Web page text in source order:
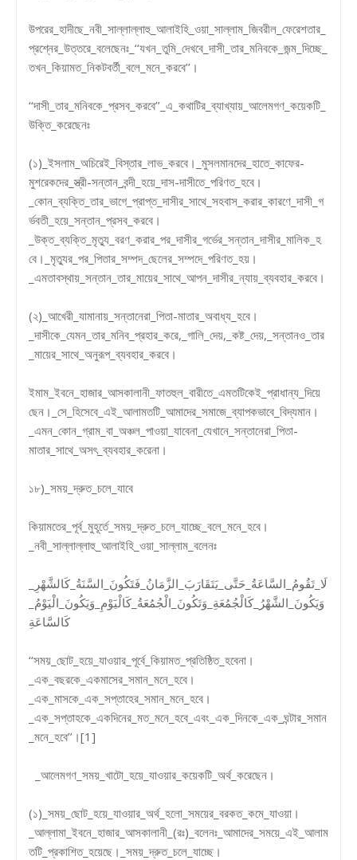
উপরের_হাদীছে_নবী_সাল্লাল্লাহু_আলাইহি_ওয়া_সাল্লাম_জিবরীল_ফেরেশতার_
প্রশ্নের_উত্তরে_বলেছেনঃ_‘‘যখন_তুমি_দেখবে_দাসী_তার_মনিবকে_জন্ম_দিচ্ছে_
তখন_কিয়ামত_নিকটবর্তী_বলে_মনে_করবে’’।
‘‘দাসী_তার_মনিবকে_প্রসব_করবে’’_এ_কথাটির_ব্যাখ্যায়_আলেমগণ_কয়েকটি_
উক্তি_করেছেনঃ
(১)_ইসলাম_অচিরেই_বিস্তার_লাভ_করবে।_মুসলমানদের_হাতে_কাফের-
মুশরেকদের_স্ত্রী-সন্তান_বন্দী_হয়ে_দাস-দাসীতে_পরিণত_হবে।
_কোন_ব্যক্তি_তার_ভাগে_প্রাপ্ত_দাসীর_সাথে_সহবাস_করার_কারণে_দাসী_গ
র্ভবতী_হয়ে_সন্তান_প্রসব_করবে।
_উক্ত_ব্যক্তি_মৃত্যু_বরণ_করার_পর_দাসীর_গর্ভের_সন্তান_দাসীর_মালিক_হ
বে।_মৃত্যুর_পর_পিতার_সম্পদ_ছেলের_সম্পদে_পরিণত_হয়।
_এমতাবস্থায়_সন্তান_তার_মায়ের_সাথে_আপন_দাসীর_ন্যায়_ব্যবহার_করবে।
(২)_আখেরী_যামানায়_সন্তানেরা_পিতা-মাতার_অবাধ্য_হবে।
_দাসীকে_যেমন_তার_মনিব_প্রহার_করে,_গালি_দেয়,_কষ্ট_দেয়,_সন্তানও_তার
_মায়ের_সাথে_অনুরূপ_ব্যবহার_করবে।
ইমাম_ইবনে_হাজার_আসকালানী_ফাতহুল_বারীতে_এমতটিকেই_প্রাধান্য_দিয়ে
ছেন।_সে_হিসেবে_এই_আলামতটি_আমাদের_সমাজে_ব্যাপকভাবে_বিদ্যমান।
_এমন_কোন_গ্রাম_বা_অঞ্চল_পাওয়া_যাবেনা_যেখানে_সন্তানেরা_পিতা-
মাতার_সাথে_অসৎ_ব্যবহার_করেনা।
১৮)_সময়_দ্রুত_চলে_যাবে
কিয়ামতের_পূর্ব_মুহূর্তে_সময়_দ্রুত_চলে_যাচ্ছে_বলে_মনে_হবে।
_নবী_সাল্লাল্লাহু_আলাইহি_ওয়া_সাল্লাম_বলেনঃ
لَا_تَقُومُ_السَّاعَةُ_حَتَّى_يَتَقَارَبَ_الزَّمَانُ_فَتَكُونَ_السَّنَةُ_كَالشَّهْرِ_
وَيَكُونَ_الشَّهْرُ_كَالْجُمُعَةِ_وَتَكُونَ_الْجُمُعَةُ_كَالْيَوْمِ_وَيَكُونَ_الْيَوْمُ_
كَالسَّاعَةِ
‘‘সময়_ছোট_হয়ে_যাওয়ার_পূর্বে_কিয়ামত_প্রতিষ্ঠিত_হবেনা।
_এক_বছরকে_একমাসের_সমান_মনে_হবে।
_এক_মাসকে_এক_সপ্তাহের_সমান_মনে_হবে।
_এক_সপ্তাহকে_একদিনের_মত_মনে_হবে_এবং_এক_দিনকে_এক_ঘন্টার_সমান
_মনে_হবে’’।[1]
_আলেমগণ_সময়_খাটো_হয়ে_যাওয়ার_কয়েকটি_অর্থ_করেছেন।
(১)_সময়_ছোট_হয়ে_যাওয়ার_অর্থ_হলো_সময়ের_বরকত_কমে_যাওয়া।
_আল্লামা_ইবনে_হাজার_আসকালানী_(রঃ)_বলেনঃ_আমাদের_সময়ে_এই_আলাম
তটি_প্রকাশিত_হয়েছে।_সময়_দ্রুত_চলে_যাচ্ছে।